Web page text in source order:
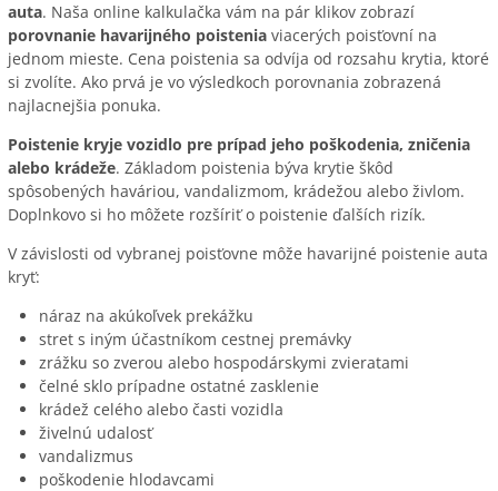
auta. Naša online kalkulačka vám na pár klikov zobrazí
porovnanie havarijného poistenia viacerých poisťovní na
jednom mieste. Cena poistenia sa odvíja od rozsahu krytia, ktoré
si zvolíte. Ako prvá je vo výsledkoch porovnania zobrazená
najlacnejšia ponuka.
Poistenie kryje vozidlo pre prípad jeho poškodenia, zničenia
alebo krádeže. Základom poistenia býva krytie škôd
spôsobených haváriou, vandalizmom, krádežou alebo živlom.
Doplnkovo si ho môžete rozšíriť o poistenie ďalších rizík.
V závislosti od vybranej poisťovne môže havarijné poistenie auta
kryť:
náraz na akúkoľvek prekážku
stret s iným účastníkom cestnej premávky
zrážku so zverou alebo hospodárskymi zvieratami
čelné sklo prípadne ostatné zasklenie
krádež celého alebo časti vozidla
živelnú udalosť
vandalizmus
poškodenie hlodavcami